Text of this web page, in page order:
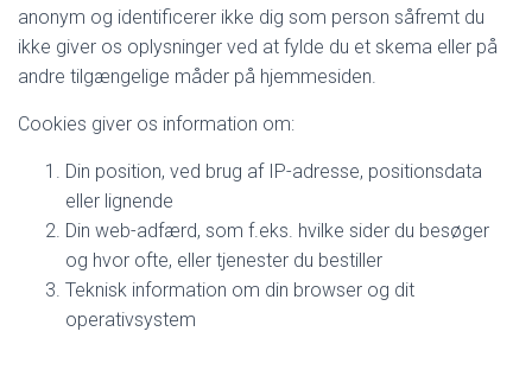
anonym og identificerer ikke dig som person såfremt du
ikke giver os oplysninger ved at fylde du et skema eller på
andre tilgængelige måder på hjemmesiden.
Cookies giver os information om:
Din position, ved brug af IP-adresse, positionsdata
eller lignende
Din web-adfærd, som f.eks. hvilke sider du besøger
og hvor ofte, eller tjenester du bestiller
Teknisk information om din browser og dit
operativsystem